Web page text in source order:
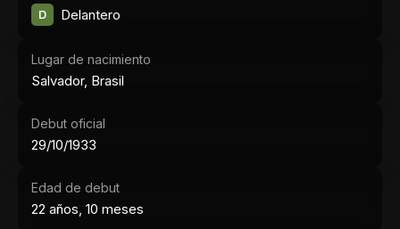
D Delantero
Lugar de nacimiento
Salvador, Brasil
Debut oficial
29/10/1933
Edad de debut
22 años, 10 meses